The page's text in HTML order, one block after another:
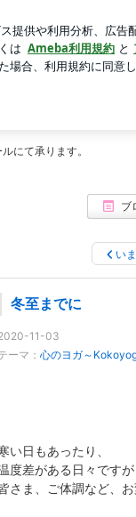
ムーズに！】
数【自分
レッスン。その方にあっ
にて承ります。
ブ
い
冬至までに
11-03
ーマ： 心のヨガ～
い日もあったり、
度差がある日々ですが
さま、ご体調など、